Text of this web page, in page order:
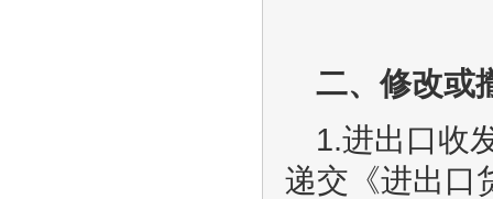
二、修改或
1.进出口收
递交《进出口